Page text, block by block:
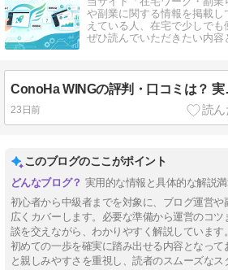
や副業に関する情報を掲載
えている人、在宅で少しで
ぜひ読んでいただきたい内
ConoHa
23日前
このブログのここがポイント
実用的な情報と具体的な解説
初心者から中級者までを対象に、ブログ運営
広くカバーします。必要な準備から運営のコ
談を交えながら、わかりやすく解説しています
初めての一歩を確実に踏み出せる内容となっ
と親しみやすさを重視し、読者のスムーズなス